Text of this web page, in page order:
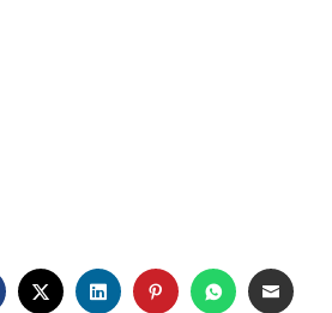
FACEBOOKTWITTERLINKEDINPINTERESTWHATSAPP
EMAIL